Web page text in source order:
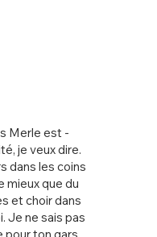
Merle est -
je veux dire.
dans les coins
mieux que du
et choir dans
Je ne sais pas